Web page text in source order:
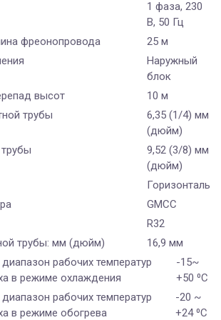
1 фаза, 230
В, 50 Гц
фреонопровода
25 м
Наружный
блок
высот
10 м
трубы
6,35 (1/4) мм
(дюйм)
9,52 (3/8) мм
(дюйм)
GMCC
R32
трубы: мм (дюйм)
16,9 мм
рабочих температур
в режиме охлаждения
-15~
+50 ⁰С
рабочих температур
в режиме обогрева
-20 ~
+24 ⁰С